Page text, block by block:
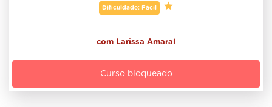
Dificuldade: Fácil
com Larissa Amaral
Curso bloqueado